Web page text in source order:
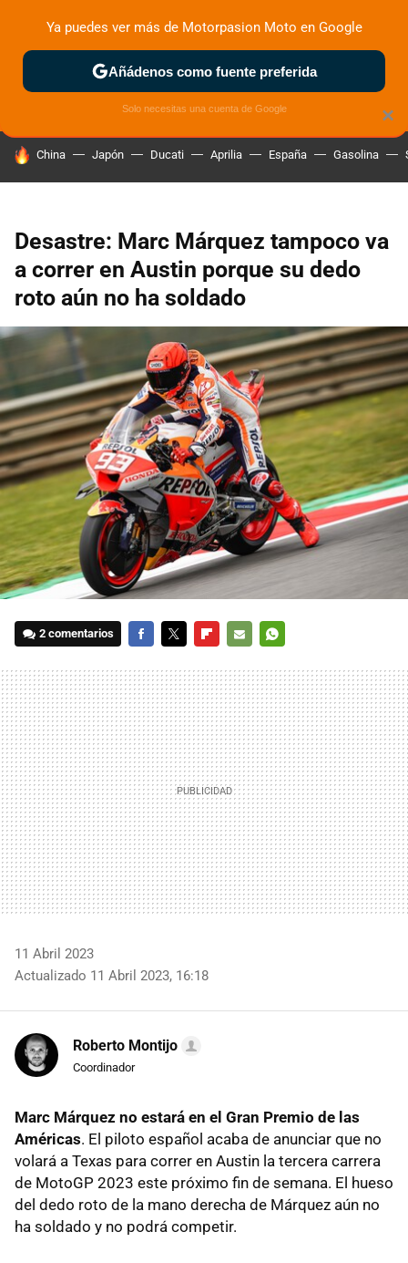
ZONA DE PRUEBAS DEPORTIVAS MOTOS ELÉCTRICAS
HOY SE HABLA DE
China Japón Ducati Aprilia España Gasolina
Desastre: Marc Márquez tampoco va
a correr en Austin porque su dedo
roto aún no ha soldado
2 comentarios
MAIL
11 Abril 2023
Actualizado 11 Abril 2023, 16:18
Roberto Montijo
Coordinador
Marc Márquez no estará en el Gran Premio de las
Américas. El piloto español acaba de anunciar que no
volará a Texas para correr en Austin la tercera carrera
de MotoGP 2023 este próximo fin de semana. El hueso
del dedo roto de la mano derecha de Márquez aún no
ha soldado y no podrá competir.
×
Ya puedes ver más de Motorpasion Moto en Google
Añádenos como fuente preferida
Solo necesitas una cuenta de Google